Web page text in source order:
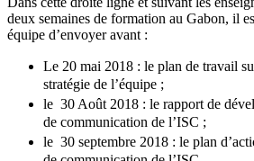
deux semaines de formation au Gabon, il
équipe d’envoyer avant :
Le 20 mai 2018 : le plan de travail
stratégie de l’équipe ;
le 30 Août 2018 : le rapport de
de communication de l’ISC ;
le 30 septembre 2018 : le plan